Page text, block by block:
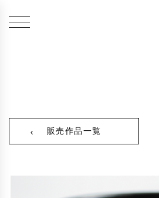
販売作品一覧